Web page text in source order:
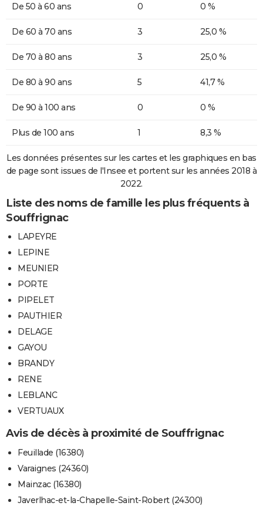
De 50 à 60 ans 0 0 %
De 60 à 70 ans 3 25,0 %
De 70 à 80 ans 3 25,0 %
De 80 à 90 ans 5 41,7 %
De 90 à 100 ans 0 0 %
Plus de 100 ans 1 8,3 %
Les données présentes sur les cartes et les graphiques en bas
de page sont issues de l'Insee et portent sur les années 2018 à
2022.
Liste des noms de famille les plus fréquents à
Souffrignac
LAPEYRE
LEPINE
MEUNIER
PORTE
PIPELET
PAUTHIER
DELAGE
GAYOU
BRANDY
RENE
LEBLANC
VERTUAUX
Avis de décès à proximité de Souffrignac
Feuillade (16380)
Varaignes (24360)
Mainzac (16380)
Javerlhac-et-la-Chapelle-Saint-Robert (24300)